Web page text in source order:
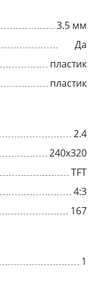
3.5 мм
Да
пластик
пластик
2.4
240x320
TFT
4:3
167
1